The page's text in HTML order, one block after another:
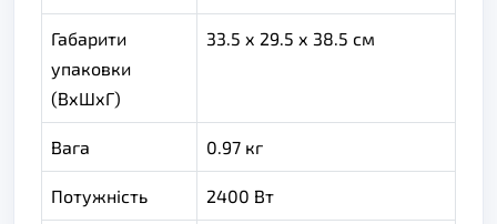
Габарити
упаковки
(ВхШхГ)
33.5 х 29.5 х 38.5 см
Вага 0.97 кг
Потужність 2400 Вт